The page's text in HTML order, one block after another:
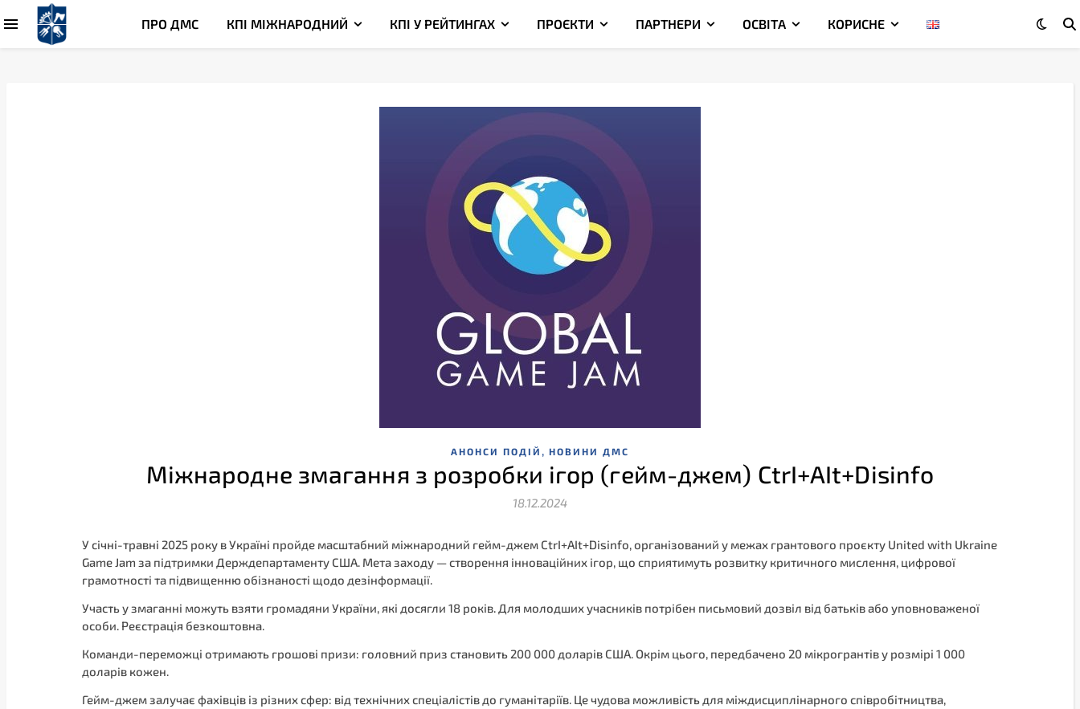
ПРО ДМС КПІ МІЖНАРОДНИЙ КПІ У РЕЙТИНГАХ ПРОЄКТИ ПАРТНЕРИ ОСВІТА КОРИСНЕ
АНОНСИ ПОДІЙ , НОВИНИ ДМС
Міжнародне змагання з розробки iгор (гейм-джем) CtrI+AIt+Disinfo
18.12.2024
У січні-травні 2025 року в Україні пройде масштабний міжнародний гейм-джем CtrI+AIt+Disinfo, організований у межах грантового проєкту United with Ukraine
Game Jam за підтримки Держдепартаменту США. Мета заходу — створення інноваційних ігор, що сприятимуть розвитку критичного мислення, цифрової
грамотності та підвищенню обізнаності щодо дезінформації.
Участь у змаганні можуть взяти громадяни України, які досягли 18 років. Для молодших учасників потрібен письмовий дозвіл від батьків або уповноваженої
особи. Реєстрація безкоштовна.
Команди-переможці отримають грошові призи: головний приз становить 200 000 доларів США. Окрім цього, передбачено 20 мікрогрантів у розмірі 1 000
доларів кожен.
Гейм-джем залучає фахівців із різних сфер: від технічних спеціалістів до гуманітаріїв. Це чудова можливість для міждисциплінарного співробітництва,